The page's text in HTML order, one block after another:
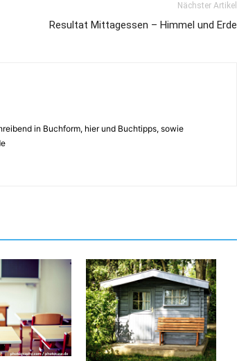
Nächster Artikel
Resultat Mittagessen – Himmel und Erde
in Buchform, hier und Buchtipps, sowie